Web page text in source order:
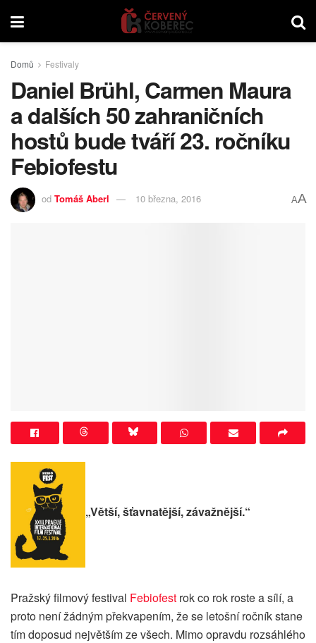
Domů Festivaly
Daniel Brühl, Carmen Maura
a dalších 50 zahraničních
hostů bude tváří 23. ročníku
Febiofestu
od Tomáš Aberl 10 března, 2016 AA
„Větší, šťavnatější, závažnější.“
Pražský filmový festival Febiofest rok co rok roste a sílí, a
proto není žádným překvapením, že se letošní ročník stane
tím doposud největším ze všech. Mimo opravdu rozsáhlého